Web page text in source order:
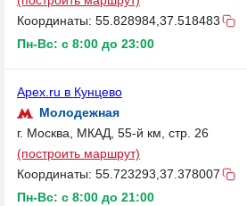
Координаты: 55.828984,37.518483
Пн-Вс: с 8:00 до 23:00
Apex.ru в Кунцево
Молодежная
г. Москва, МКАД, 55-й км, стр. 26
(построить маршрут)
Координаты: 55.723293,37.378007
Пн-Вс: с 8:00 до 21:00